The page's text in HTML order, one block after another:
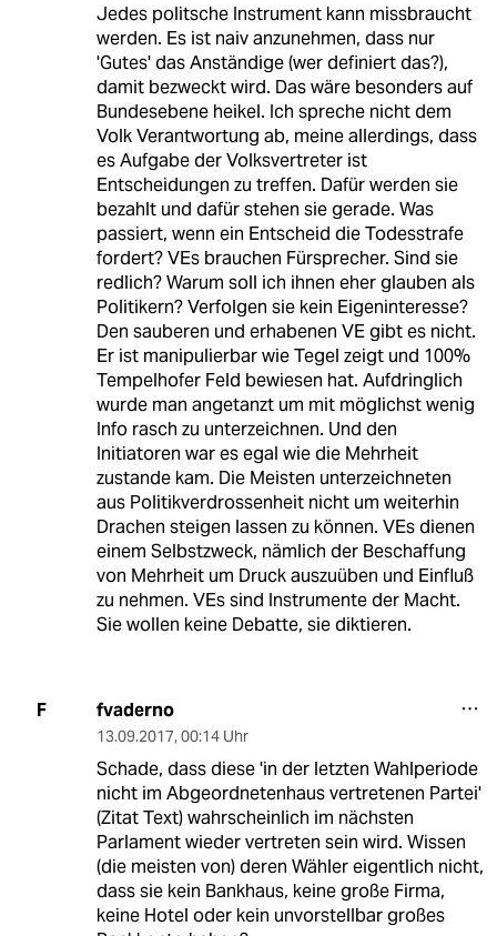
Jedes politsche Instrument kann missbraucht
werden. Es ist naiv anzunehmen, dass nur
'Gutes' das Anständige (wer definiert das?),
damit bezweckt wird. Das wäre besonders auf
Bundesebene heikel. Ich spreche nicht dem
Volk Verantwortung ab, meine allerdings, dass
es Aufgabe der Volksvertreter ist
Entscheidungen zu treffen. Dafür werden sie
bezahlt und dafür stehen sie gerade. Was
passiert, wenn ein Entscheid die Todesstrafe
fordert? VEs brauchen Fürsprecher. Sind sie
redlich? Warum soll ich ihnen eher glauben als
Politikern? Verfolgen sie kein Eigeninteresse?
Den sauberen und erhabenen VE gibt es nicht.
Er ist manipulierbar wie Tegel zeigt und 100%
Tempelhofer Feld bewiesen hat. Aufdringlich
wurde man angetanzt um mit möglichst wenig
Info rasch zu unterzeichnen. Und den
Initiatoren war es egal wie die Mehrheit
zustande kam. Die Meisten unterzeichneten
aus Politikverdrossenheit nicht um weiterhin
Drachen steigen lassen zu können. VEs dienen
einem Selbstzweck, nämlich der Beschaffung
von Mehrheit um Druck auszuüben und Einfluß
zu nehmen. VEs sind Instrumente der Macht.
Sie wollen keine Debatte, sie diktieren.
F fvaderno
13.09.2017, 00:14 Uhr
Schade, dass diese 'in der letzten Wahlperiode
nicht im Abgeordnetenhaus vertretenen Partei'
(Zitat Text) wahrscheinlich im nächsten
Parlament wieder vertreten sein wird. Wissen
(die meisten von) deren Wähler eigentlich nicht,
dass sie kein Bankhaus, keine große Firma,
keine Hotel oder kein unvorstellbar großes